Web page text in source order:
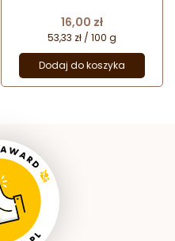
jaskrawy czerwony
Cena
16,00 zł
53,33 zł / 100 g
Dodaj do koszyka